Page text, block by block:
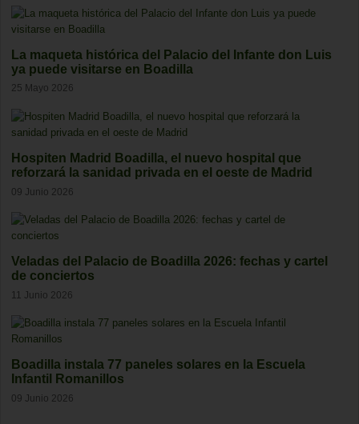
La maqueta histórica del Palacio del Infante don Luis
ya puede visitarse en Boadilla
25 Mayo 2026
Hospiten Madrid Boadilla, el nuevo hospital que
reforzará la sanidad privada en el oeste de Madrid
09 Junio 2026
Veladas del Palacio de Boadilla 2026: fechas y cartel
de conciertos
11 Junio 2026
Boadilla instala 77 paneles solares en la Escuela
Infantil Romanillos
09 Junio 2026